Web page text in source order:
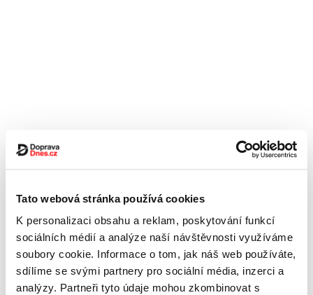
Tato webová stránka používá cookies
K personalizaci obsahu a reklam, poskytování funkcí
sociálních médií a analýze naší návštěvnosti využíváme
soubory cookie. Informace o tom, jak náš web používáte,
sdílíme se svými partnery pro sociální média, inzerci a
analýzy. Partneři tyto údaje mohou zkombinovat s